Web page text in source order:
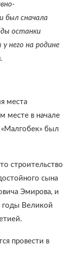
был сначала
останки
него на родине
места
месте в начале
был
строительство
сына
Эмирова, и
годы Великой
провести в